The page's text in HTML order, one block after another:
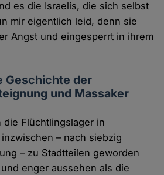
es die Israelis, die sich selbst
mir eigentlich leid, denn sie
Angst und eingesperrt in ihrem
Geschichte der
und Massaker
die Flüchtlingslager in
– nach siebzig
– zu Stadtteilen geworden
enger aussehen als die